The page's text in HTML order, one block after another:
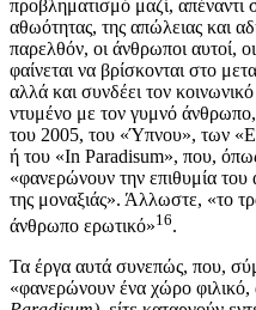
προβληματισμό μαζί, απέναντι
αθωότητας, της απώλειας και
παρελθόν, οι άνθρωποι αυτοί,
φαίνεται να βρίσκονται στο
αλλά και συνδέει τον
ντυμένο με τον γυμνό
του 2005, του «Ύπνου», των
ή του «In Paradisum», που, όπως
«φανερώνουν την επιθυμία
της μοναξιάς». Άλλωστε, «το
άνθρωπο ερωτικό»16.
Τα έργα αυτά συνεπώς, που,
«φανερώνουν ένα χώρο